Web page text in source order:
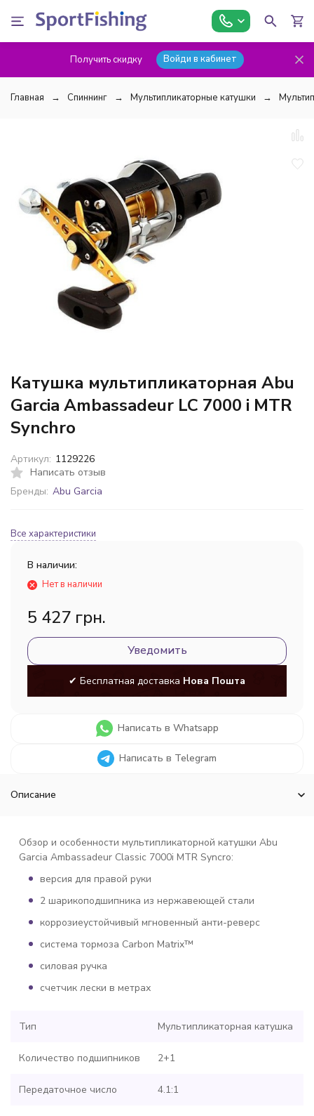
Получить скидку Войди в кабинет
Главная Спиннинг Мультипликаторные катушки
Катушка мультипликаторная Abu
Garcia Ambassadeur LC 7000 i MTR
Synchro
Написать отзыв
Бренды: Abu Garcia
Артикул: 1129226
Все характеристики
В наличии:
Нет в наличии
5 427 грн.
Уведомить
✔ Бесплатная доставка Нова Пошта
Написать в Whatsapp
Написать в Telegram
Описание
Обзор и особенности мультипликаторной катушки Abu
Garcia Ambassadeur Classic 7000i MTR Syncro:
версия для правой руки
2 шарикоподшипника из нержавеющей стали
коррозиеустойчивый мгновенный анти-реверс
система тормоза Carbon Matrix™
силовая ручка
счетчик лески в метрах
Тип Мультипликаторная катушка
Количество подшипников 2+1
Передаточное число 4.1:1